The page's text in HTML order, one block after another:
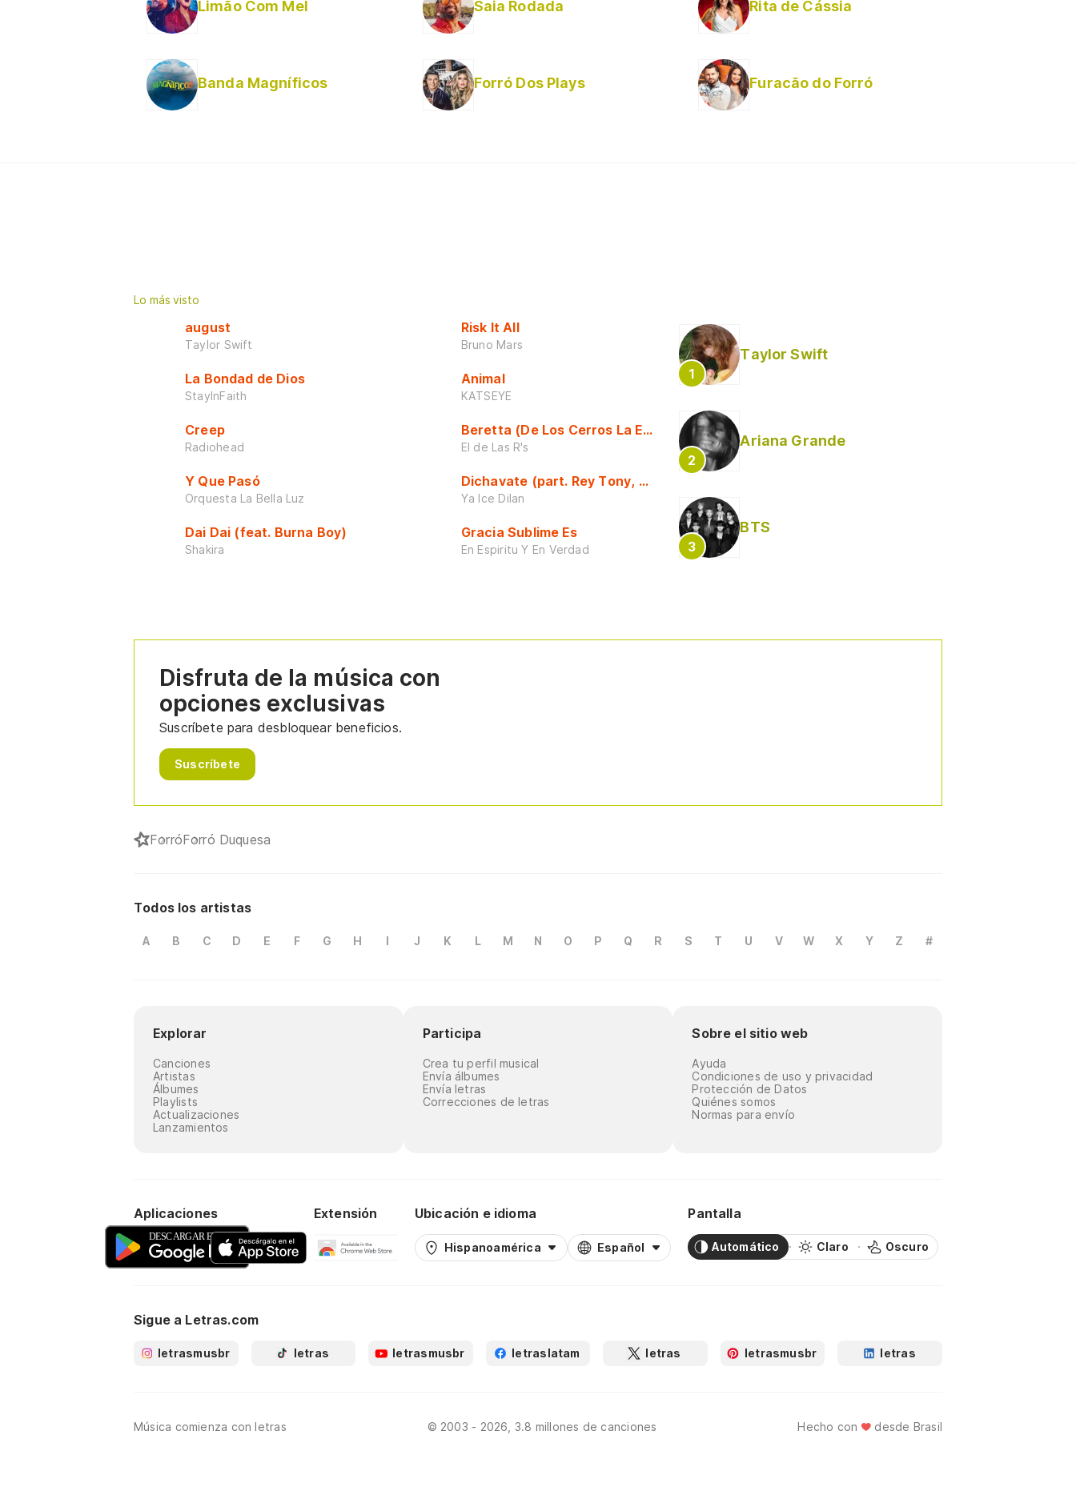
Limão Com Mel Saia Rodada Rita de Cássia
Banda Magníficos Forró Dos Plays Furacão do Forró
Lo más visto
august
Taylor Swift
La Bondad de Dios
StayInFaith
Creep
Radiohead
Y Que Pasó
Orquesta La Bella Luz
Dai Dai (feat. Burna Boy)
Shakira
Risk It All
Bruno Mars
Animal
KATSEYE
Beretta (De Los Cerros La Escuela)
El de Las R's
Dichavate (part. Rey Tony, Dj Honda y Helabusador) [explícita]
Ya Ice Dilan
Gracia Sublime Es
En Espiritu Y En Verdad
Taylor Swift
Ariana Grande
BTS
Disfruta de la música con
opciones exclusivas
Suscríbete para desbloquear beneficios.
Suscríbete
ForróForró Duquesa
Todos los artistas
A B C D E F G H I J K L M N O P Q R S T U V W X Y Z #
Explorar
Canciones
Artistas
Álbumes
Playlists
Actualizaciones
Lanzamientos
Participa
Crea tu perfil musical
Envía álbumes
Envía letras
Correcciones de letras
Sobre el sitio web
Ayuda
Condiciones de uso y privacidad
Protección de Datos
Quiénes somos
Normas para envío
Aplicaciones Extensión Ubicación e idioma
Hispanoamérica Español
Pantalla
Automático Claro Oscuro
Sigue a Letras.com
letrasmusbr letras letrasmusbr letraslatam letras letrasmusbr letras
Música comienza con letras © 2003 - 2026, 3.8 millones de canciones Hecho con desde Brasil